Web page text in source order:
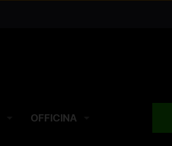
OFFICINA